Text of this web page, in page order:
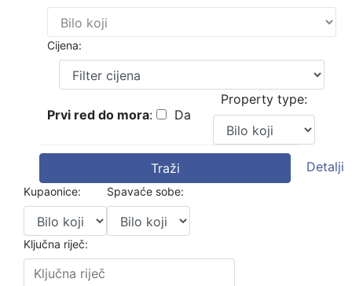
Cijena:
Prvi red do mora: Da
Property type:
Traži Detalji
Kupaonice: Spavaće sobe:
Ključna riječ: